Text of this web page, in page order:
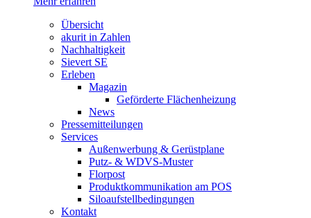
Übersicht
akurit in Zahlen
Nachhaltigkeit
Sievert SE
Erleben
Magazin
Geförderte Flächenheizung
News
Pressemitteilungen
Services
Außenwerbung & Gerüstplane
Putz- & WDVS-Muster
Florpost
Produktkommunikation am POS
Siloaufstellbedingungen
Kontakt